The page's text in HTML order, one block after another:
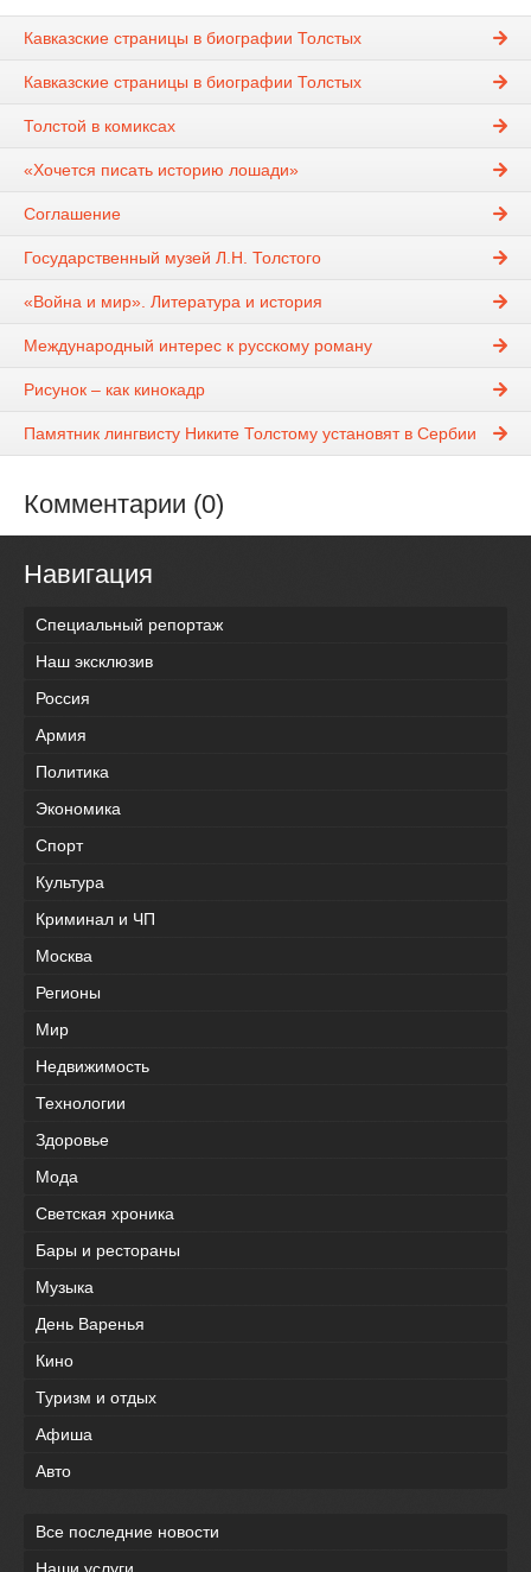
Кавказские страницы в биографии Толстых
Кавказские страницы в биографии Толстых
Толстой в комиксах
«Хочется писать историю лошади»
Соглашение
Государственный музей Л.Н. Толстого
«Война и мир». Литература и история
Международный интерес к русскому роману
Рисунок – как кинокадр
Памятник лингвисту Никите Толстому установят в Сербии
Комментарии (0)
Навигация
Специальный репортаж
Наш эксклюзив
Россия
Армия
Политика
Экономика
Спорт
Культура
Криминал и ЧП
Москва
Регионы
Мир
Недвижимость
Технологии
Здоровье
Мода
Светская хроника
Бары и рестораны
Музыка
День Варенья
Кино
Туризм и отдых
Афиша
Авто
Все последние новости
Наши услуги